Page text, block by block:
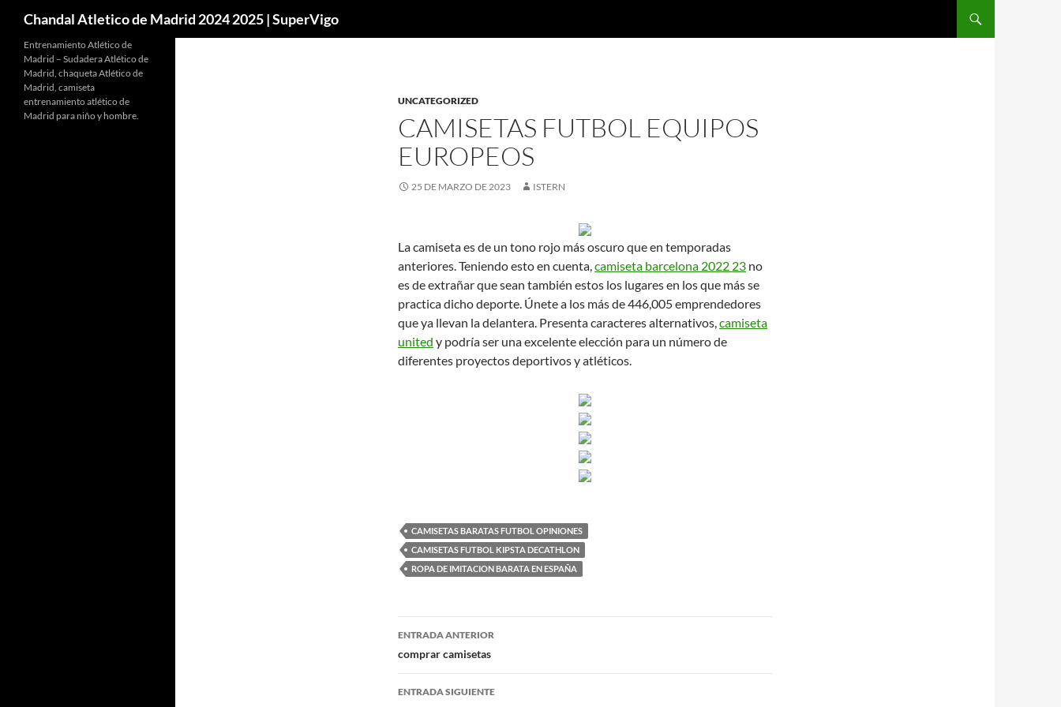
Chandal Atletico de Madrid 2024 2025 | SuperVigo
UNCATEGORIZED
CAMISETAS FUTBOL EQUIPOS
EUROPEOS
25 DE MARZO DE 2023 ISTERN
La camiseta es de un tono rojo más oscuro que en temporadas
anteriores. Teniendo esto en cuenta,camiseta barcelona 2022 23 no
es de extrañar que sean también estos los lugares en los que más se
practica dicho deporte. Únete a los más de 446,005 emprendedores
que ya llevan la delantera. Presenta caracteres alternativos,camiseta
united y podría ser una excelente elección para un número de
diferentes proyectos deportivos y atléticos.
CAMISETAS BARATAS FUTBOL OPINIONES
CAMISETAS FUTBOL KIPSTA DECATHLON
ROPA DE IMITACION BARATA EN ESPAÑA
Navegación
de
entradas
ENTRADA ANTERIOR
comprar camisetas
ENTRADA SIGUIENTE
Entrenamiento Atlético de
Madrid – Sudadera Atlético de
Madrid, chaqueta Atlético de
Madrid, camiseta
entrenamiento atlético de
Madrid para niño y hombre.